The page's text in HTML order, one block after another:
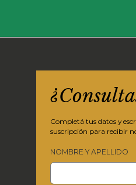
Completá tus datos y
suscripción para recibir
NOMBRE Y APELLIDO